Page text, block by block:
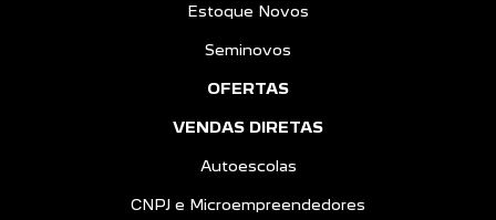
Estoque Novos
Seminovos
OFERTAS
VENDAS DIRETAS
Autoescolas
CNPJ e Microempreendedores